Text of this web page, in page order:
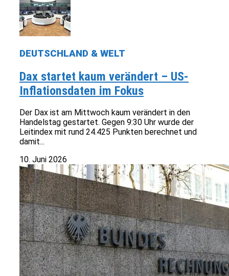
DEUTSCHLAND & WELT
Dax startet kaum verändert – US-
Inflationsdaten im Fokus
Der Dax ist am Mittwoch kaum verändert in den
Handelstag gestartet. Gegen 9:30 Uhr wurde der
Leitindex mit rund 24.425 Punkten berechnet und
damit...
10. Juni 2026